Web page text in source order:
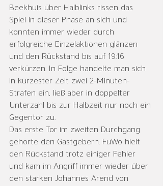
Beekhuis über Halblinks rissen das
Spiel in dieser Phase an sich und
konnten immer wieder durch
erfolgreiche Einzelaktionen glänzen
und den Rückstand bis auf 19:16
verkürzen. In Folge handelte man sich
in kürzester Zeit zwei 2-Minuten-
Strafen ein, ließ aber in doppelter
Unterzahl bis zur Halbzeit nur noch ein
Gegentor zu.
Das erste Tor im zweiten Durchgang
gehörte den Gastgebern. FuWo hielt
den Rückstand trotz einiger Fehler
und kam im Angriff immer wieder über
den starken Johannes Arend von